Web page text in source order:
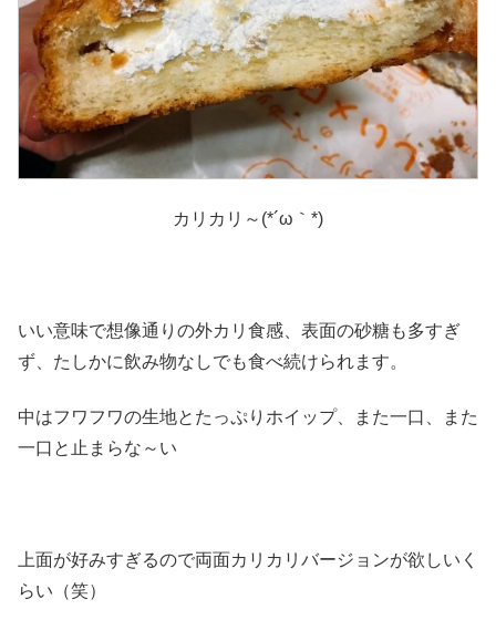
カリカリ～(*´ω｀*)
いい意味で想像通りの外カリ食感、表面の砂糖も多すぎ
ず、たしかに飲み物なしでも食べ続けられます。
中はフワフワの生地とたっぷりホイップ、また一口、また
一口と止まらな～い
上面が好みすぎるので両面カリカリバージョンが欲しいく
らい（笑）